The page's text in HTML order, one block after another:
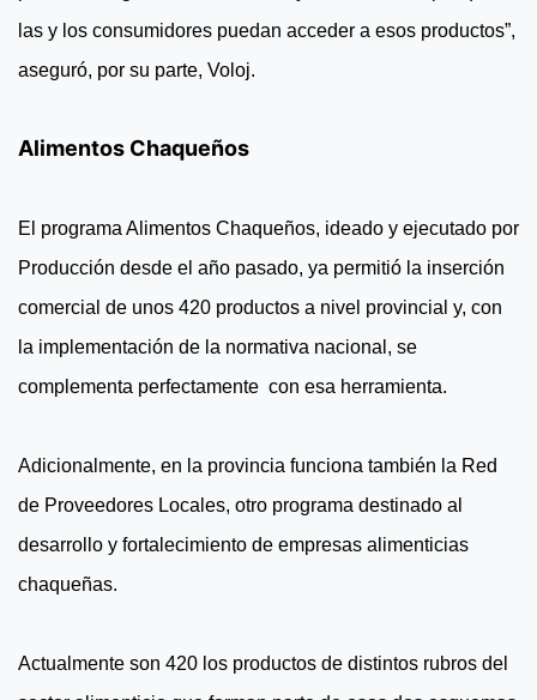
las y los consumidores puedan acceder a esos productos”,
aseguró, por su parte, Voloj.
Alimentos Chaqueños
El programa Alimentos Chaqueños, ideado y ejecutado por
Producción desde el año pasado, ya permitió la inserción
comercial de unos 420 productos a nivel provincial y, con
la implementación de la normativa nacional, se
complementa perfectamente con esa herramienta.
Adicionalmente, en la provincia funciona también la Red
de Proveedores Locales, otro programa destinado al
desarrollo y fortalecimiento de empresas alimenticias
chaqueñas.
Actualmente son 420 los productos de distintos rubros del